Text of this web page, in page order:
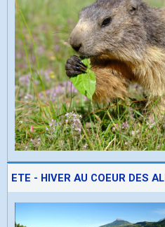
ETE - HIVER AU COEUR DES